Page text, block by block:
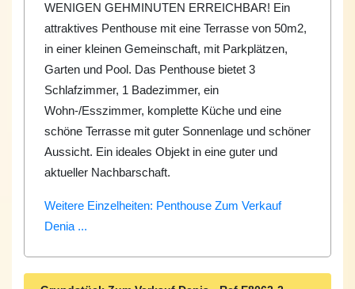
WENIGEN GEHMINUTEN ERREICHBAR! Ein
attraktives Penthouse mit eine Terrasse von 50m2,
in einer kleinen Gemeinschaft, mit Parkplätzen,
Garten und Pool. Das Penthouse bietet 3
Schlafzimmer, 1 Badezimmer, ein
Wohn-/Esszimmer, komplette Küche und eine
schöne Terrasse mit guter Sonnenlage und schöner
Aussicht. Ein ideales Objekt in eine guter und
aktueller Nachbarschaft.
Weitere Einzelheiten: Penthouse Zum Verkauf
Denia ...